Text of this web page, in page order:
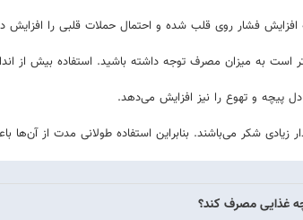
افزایش فشار روی قلب شده و احتمال حملات قلبی را افزایش
است به میزان مصرف توجه داشته باشید. استفاده بیش از
پیچه و تهوع را نیز افزایش می‌دهد.
زیادی شکر می‌باشند. بنابراین استفاده طولانی مدت از
غذایی مصرف کند؟